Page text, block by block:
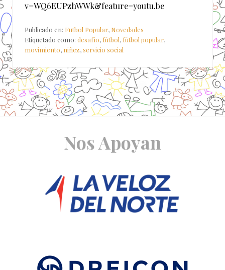
v=WQ6EUPzhWWk&feature=youtu.be
Publicado en: Futbol Popular, Novedades
Etiquetado como: desafío, fútbol, fútbol popular,
movimiento, niñez,servicio social
Nos Apoyan